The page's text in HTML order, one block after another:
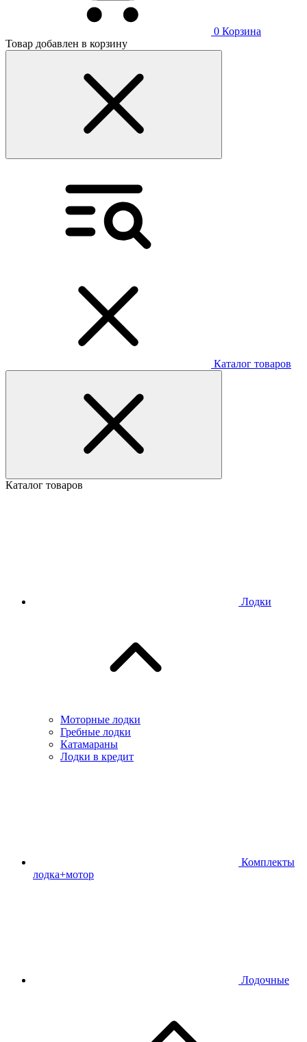
0 Корзина
Товар добавлен в корзину
Каталог товаров
Каталог товаров
Лодки
Моторные лодки
Гребные лодки
Катамараны
Лодки в кредит
Комплекты
лодка+мотор
Лодочные